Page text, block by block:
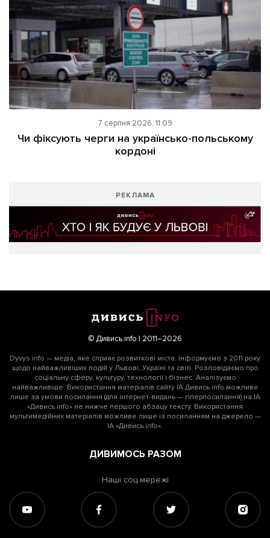
7 серпня 2026, 11:09
Чи фіксують черги на українсько-польському
кордоні
РЕКЛАМА
© Дивись.info | 2011–2026
Dyvys.info — медіа, яке сприяє розвиткові міста. Інформуємо з 2011 року
щодо найважливіших подій у Львові, Україні та світі. Розповідаємо про
соціальну сферу, культуру, технології і бізнес. Аналізуємо
найважливіше. Використання матеріалів сайту ІА Дивись.info можливе
лише за умови посилання (для інтернет-видань — гіперпосилання) на ІА
«Дивись.info» не нижче першого абзацу тексту. Використання
мультимедійних матеріалів можливе лише із посиланням на джерело —
ІА «Дивись.info».
ДИВИМОСЬ РАЗОМ
Наші соц мережі